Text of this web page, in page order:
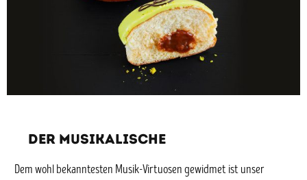
DER MUSIKALISCHE
Dem wohl bekanntesten Musik-Virtuosen gewidmet ist unser